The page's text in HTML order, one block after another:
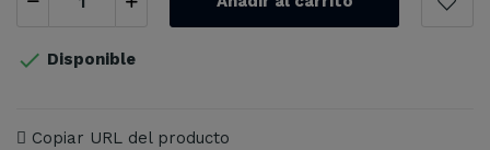
 Disponible
Copiar URL del producto